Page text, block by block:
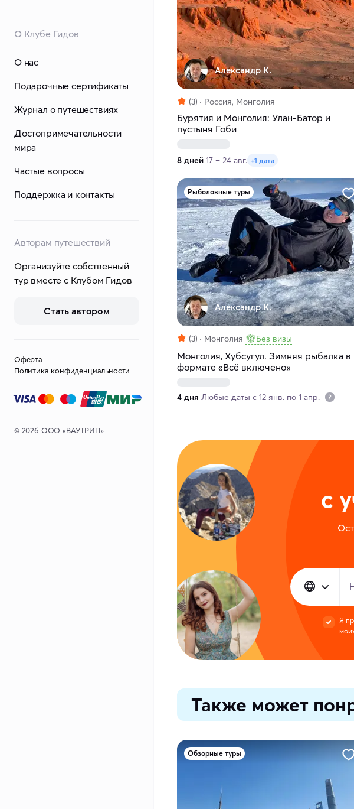
О Клубе Гидов
О нас
Подарочные сертификаты
Журнал о путешествиях
Достопримечательности
мира
Частые вопросы
Поддержка и контакты
Авторам путешествий
Организуйте собственный
тур вместе с Клубом Гидов
Стать автором
Оферта
Политика конфиденциальности
© 2026 ООО «ВАУТРИП»
Александр К.
(3) Россия, Монголия
Бурятия и Монголия: Улан-Батор и
пустыня Гоби
8 дней 17 – 24 авг. +1 дата
Рыболовные туры
Александр К.
(3) Монголия Без визы
Монголия, Хубсугул. Зимняя рыбалка в
формате «Всё включено»
4 дня Любые даты с 12 янв. по 1 апр.
с
Я
Также может
Обзорные туры